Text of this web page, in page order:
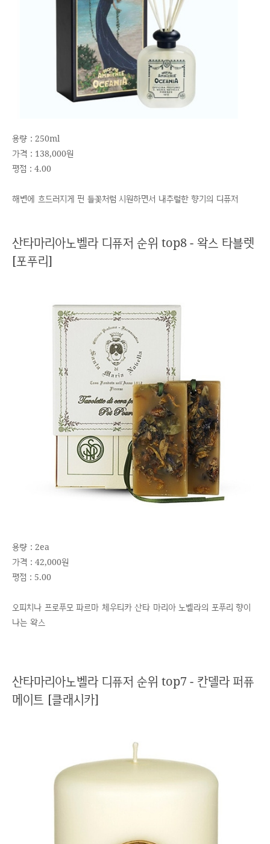
용량 : 250ml
가격 : 138,000원
평점 : 4.00
해변에 흐드러지게 핀 들꽃처럼 시원하면서 내추럴한 향기의 디퓨저
산타마리아노벨라 디퓨저 순위 top8 - 왁스 타블렛
[포푸리]
용량 : 2ea
가격 : 42,000원
평점 : 5.00
오피치나 프로푸모 파르마 체우티카 산타 마리아 노벨라의 포푸리 향이
나는 왁스
산타마리아노벨라 디퓨저 순위 top7 - 칸델라 퍼퓨
메이트 [클래시카]